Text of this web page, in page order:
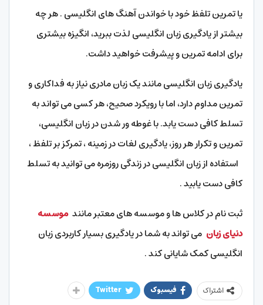
یا تمرین تلفظ خود با خواندن آهنگ های انگلیسی . هر چه
بیشتر از یادگیری زبان انگلیسی لذت ببرید، انگیزه بیشتری
برای ادامه تمرین و پیشرفت خواهید داشت.
یادگیری زبان انگلیسی مانند یک زبان مادری نیاز به فداکاری و
تمرین مداوم دارد، اما با رویکرد صحیح، هر کسی می ‌تواند به
تسلط کافی دست یابد. با غوطه ور شدن در زبان انگلیسی،
تمرین و تکرار هر روز، یادگیری لغات در زمینه ، تمرکز بر تلفظ ،
استفاده از زبان انگلیسی در زندگی روزمره می توانید به تسلط
کافی دست یابید .
ثبت نام در کلاس ها و موسسه های معتبر مانندموسسه
دنیای زبان می تواند به شما در یادگیری بسیار کاربردی زبان
انگلیسی کمک شایانی کند .
اشتراک فیسبوک Twitter